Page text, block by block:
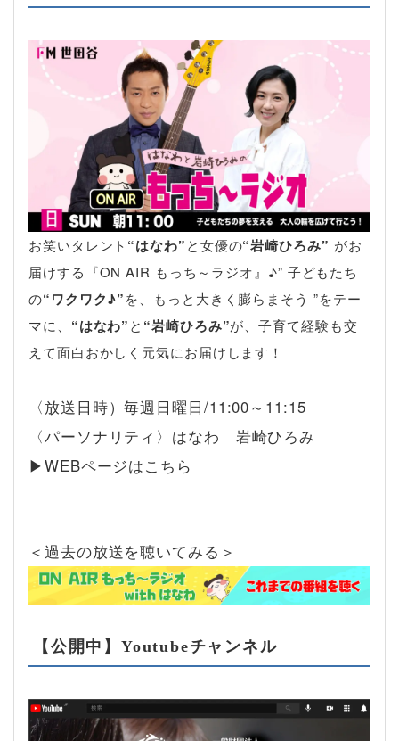
お笑いタレント “はなわ”と女優の“岩崎ひろみ” がお
届けする『ON AIR もっち～ラジオ』♪” 子どもたち
の“ワクワク♪”を、もっと大きく膨らまそう ”をテー
マに、 “はなわ”と “岩崎ひろみ”が、子育て経験も交
えて面白おかしく元気にお届けします！
〈放送日時）毎週日曜日/11:00～11:15
〈パーソナリティ〉はなわ 岩崎ひろみ
▶︎WEBページはこちら
＜過去の放送を聴いてみる＞
【公開中】Youtubeチャンネル